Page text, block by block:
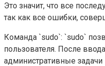
Это значит, что все
так как все ошибки,
Команда `sudo`: `sudo`
пользователя. После
административные